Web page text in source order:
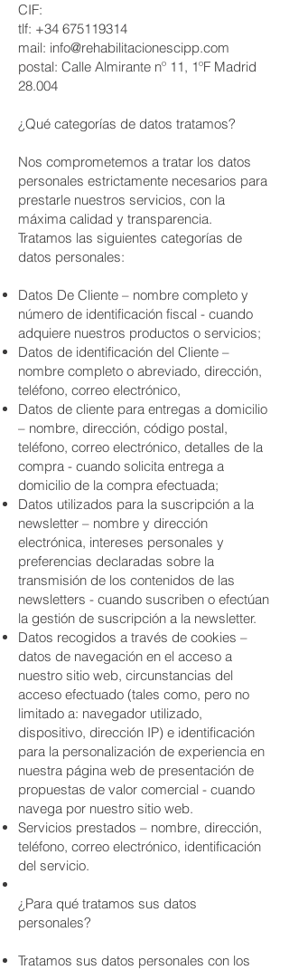
CIF:
tlf: +34 675119314
mail: info@rehabilitacionescipp.com
postal: Calle Almirante nº 11, 1ºF Madrid
28.004
¿Qué categorías de datos tratamos?
Nos comprometemos a tratar los datos
personales estrictamente necesarios para
prestarle nuestros servicios, con la
máxima calidad y transparencia.
Tratamos las siguientes categorías de
datos personales:
Datos De Cliente – nombre completo y
número de identificación fiscal - cuando
adquiere nuestros productos o servicios;
Datos de identificación del Cliente –
nombre completo o abreviado, dirección,
teléfono, correo electrónico,
Datos de cliente para entregas a domicilio
– nombre, dirección, código postal,
teléfono, correo electrónico, detalles de la
compra - cuando solicita entrega a
domicilio de la compra efectuada;
Datos utilizados para la suscripción a la
newsletter – nombre y dirección
electrónica, intereses personales y
preferencias declaradas sobre la
transmisión de los contenidos de las
newsletters - cuando suscriben o efectúan
la gestión de suscripción a la newsletter.
Datos recogidos a través de cookies –
datos de navegación en el acceso a
nuestro sitio web, circunstancias del
acceso efectuado (tales como, pero no
limitado a: navegador utilizado,
dispositivo, dirección IP) e identificación
para la personalización de experiencia en
nuestra página web de presentación de
propuestas de valor comercial - cuando
navega por nuestro sitio web.
Servicios prestados – nombre, dirección,
teléfono, correo electrónico, identificación
del servicio.
​¿Para qué tratamos sus datos
personales?
Tratamos sus datos personales con los